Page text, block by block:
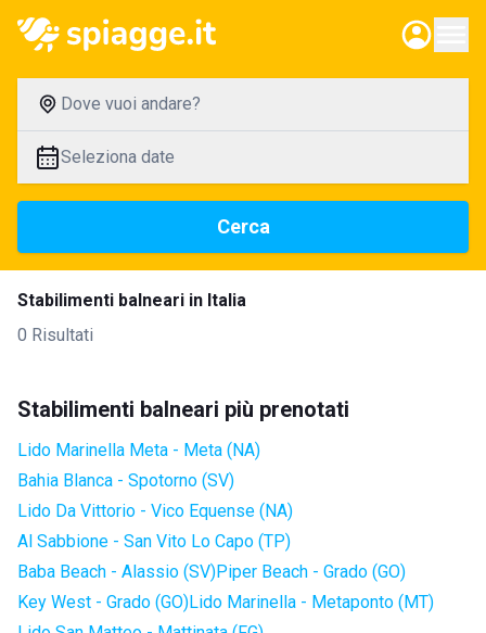
Dove vuoi andare?
Seleziona date
Cerca
Stabilimenti balneari in Italia
0 Risultati
Stabilimenti balneari più prenotati
Lido Marinella Meta - Meta (NA)
Bahia Blanca - Spotorno (SV)
Lido Da Vittorio - Vico Equense (NA)
Al Sabbione - San Vito Lo Capo (TP)
Baba Beach - Alassio (SV)Piper Beach - Grado (GO)
Key West - Grado (GO)Lido Marinella - Metaponto (MT)